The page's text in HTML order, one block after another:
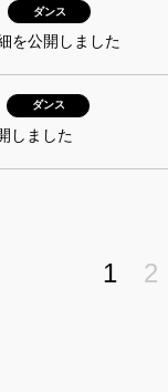
ダンス
を公開しました
ダンス
しました
1 2